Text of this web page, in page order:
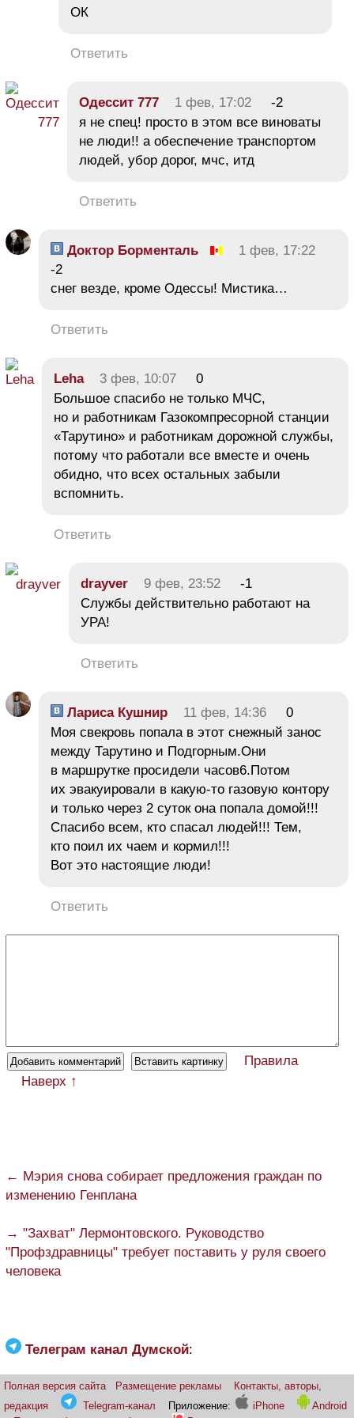
ОК
Ответить
Одессит 777 1 фев, 17:02
-2
я не спец! просто в этом все виноваты
не люди!! а обеспечение транспортом
людей, убор дорог, мчс, итд
Ответить
Доктор Борменталь
1 фев, 17:22
-2
снег везде, кроме Одессы! Мистика…
Ответить
Leha 3 фев, 10:07
0
Большое спасибо не только МЧС,
но и работникам Газокомпресорной станции
«Тарутино» и работникам дорожной службы,
потому что работали все вместе и очень
обидно, что всех остальных забыли
вспомнить.
Ответить
drayver 9 фев, 23:52
-1
Службы действительно работают на
УРА!
Ответить
Лариса Кушнир 11 фев, 14:36
0
Моя свекровь попала в этот снежный занос
между Тарутино и Подгорным.Они
в маршрутке просидели часов6.Потом
их эвакуировали в какую-то газовую контору
и только через 2 суток она попала домой!!!
Спасибо всем, кто спасал людей!!! Тем,
кто поил их чаем и кормил!!!
Вот это настоящие люди!
Ответить
Правила
Наверх ↑
← Мэрия снова собирает предложения граждан по
изменению Генплана
→ "Захват" Лермонтовского. Руководство
"Профздравницы" требует поставить у руля своего
человека
Телеграм канал Думской:
Полная версия сайта Размещение рекламы
Контакты, авторы,
редакция
Telegram-канал Приложение: iPhone
Android